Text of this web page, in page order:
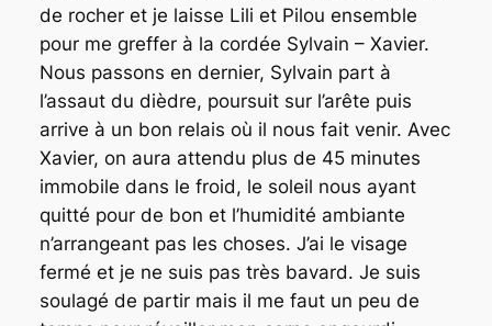
de rocher et je laisse Lili et Pilou ensemble
pour me greffer à la cordée Sylvain – Xavier.
Nous passons en dernier, Sylvain part à
l’assaut du dièdre, poursuit sur l’arête puis
arrive à un bon relais où il nous fait venir. Avec
Xavier, on aura attendu plus de 45 minutes
immobile dans le froid, le soleil nous ayant
quitté pour de bon et l’humidité ambiante
n’arrangeant pas les choses. J’ai le visage
fermé et je ne suis pas très bavard. Je suis
soulagé de partir mais il me faut un peu de